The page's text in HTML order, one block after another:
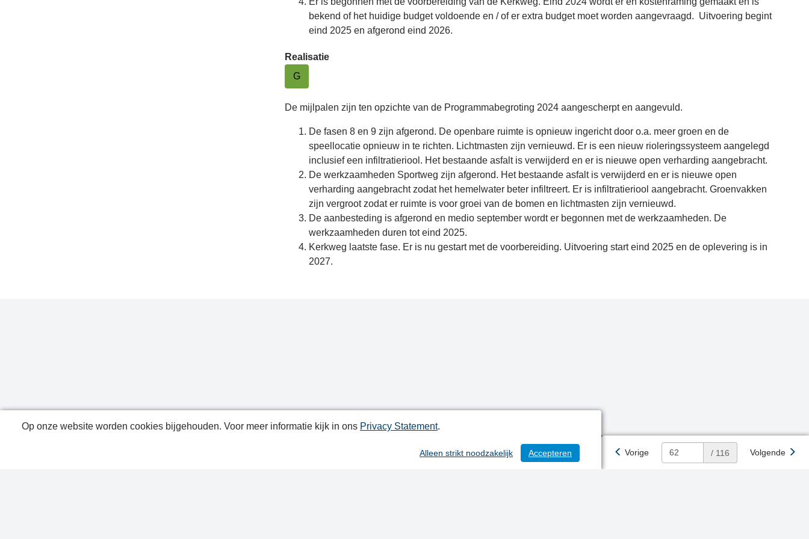
bekend of het huidige budget voldoende en / of er extra budget moet worden aangevraagd. Uitvoering begint
eind 2025 en afgerond eind 2026.
Realisatie
G
De mijlpalen zijn ten opzichte van de Programmabegroting 2024 aangescherpt en aangevuld.
De fasen 8 en 9 zijn afgerond. De openbare ruimte is opnieuw ingericht door o.a. meer groen en de
speellocatie opnieuw in te richten. Lichtmasten zijn vernieuwd. Er is een nieuw rioleringssysteem aangelegd
inclusief een infiltratieriool. Het bestaande asfalt is verwijderd en er is nieuwe open verharding aangebracht.
De werkzaamheden Sportweg zijn afgerond. Het bestaande asfalt is verwijderd en er is nieuwe open
verharding aangebracht zodat het hemelwater beter infiltreert. Er is infiltratieriool aangebracht. Groenvakken
zijn vergroot zodat er ruimte is voor groei van de bomen en lichtmasten zijn vernieuwd.
De aanbesteding is afgerond en medio september wordt er begonnen met de werkzaamheden. De
werkzaamheden duren tot eind 2025.
Kerkweg laatste fase. Er is nu gestart met de voorbereiding. Uitvoering start eind 2025 en de oplevering is in
2027.
Vorige / 116 Volgende
Op onze website worden cookies bijgehouden. Voor meer informatie kijk in ons Privacy Statement.
Accepteren
Alleen strikt noodzakelijk